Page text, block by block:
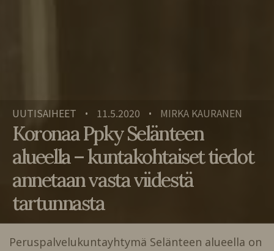
UUTISAIHEET • 11.5.2020 • MIRKA KAURANEN
Koronaa Ppky Selänteen
alueella – kuntakohtaiset tiedot
annetaan vasta viidestä
tartunnasta
Peruspalvelukuntayhtymä Selänteen alueella on